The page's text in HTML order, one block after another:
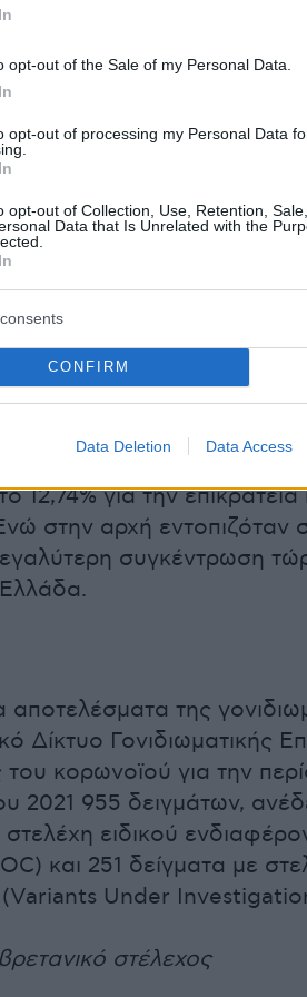
opt-out of the Sale of my Personal Data.
opt-out of processing my Personal Data
opt-out of Collection, Use, Retention,
Data that Is Unrelated with the
CONFIRM
Data Deletion Data Access
εβδομαδιαία έκθεση
εβδομάδα στη χώρα μας
θετικά σε μεταλλαγμένα
των θετικών δειγμάτων
11.553.
στέλεχος παραμένει το «
το 68,97% του
δειγμάτων.
αυξηθεί η διασπορά
12,74% για την
στην αρχή εντοπιζόταν
συγκέντρωση
αποτελέσματα της
Δίκτυο Γονιδιωματικής
του κορωνοϊού για την
2021 955 δειγμάτων,
στελέχη ειδικού
και 251 δείγματα με
(Variants Under
στέλεχος